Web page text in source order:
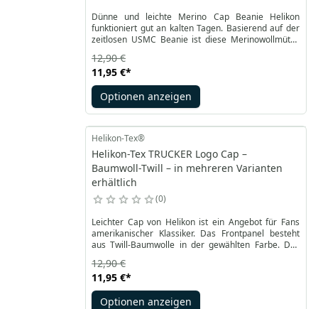
Dünne und leichte Merino Cap Beanie Helikon
funktioniert gut an kalten Tagen. Basierend auf der
zeitlosen USMC Beanie ist diese Merinowollmütze
einem Helm oder Helm als zusätzliche
Wärmeisolierung verwendet werden, sowie als
klassische Mütze für kalte Tage.
11,95 €*
12,90 €
Optionen anzeigen
Helikon-Tex®
Helikon-Tex TRUCKER Logo Cap –
Baumwoll-Twill – in mehreren Varianten
erhältlich
0
Leichter Cap von Helikon ist ein Angebot für Fans
amerikanischer Klassiker. Das Frontpanel besteht
aus Twill-Baumwolle in der gewählten Farbe. Das
versehen, zur Verstärkung mit einem farblich
passenden Faden vervierfacht.
11,95 €*
12,90 €
Optionen anzeigen